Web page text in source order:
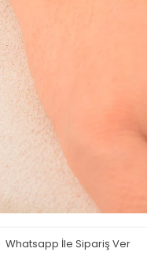
Whatsapp İle Sipariş Ver